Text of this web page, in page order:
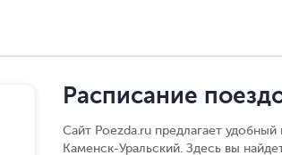
Расписание
Сайт Poezda.ru предлагает
Каменск-Уральский. Здесь вы